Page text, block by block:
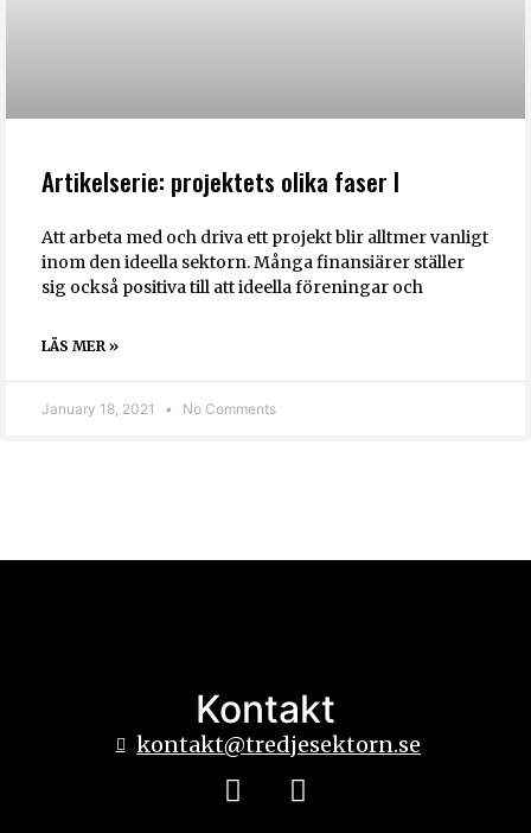
Artikelserie: projektets olika faser I
Att arbeta med och driva ett projekt blir alltmer vanligt
inom den ideella sektorn. Många finansiärer ställer
sig också positiva till att ideella föreningar och
LÄS MER »
January 18, 2021 No Comments
Kontakt
kontakt@tredjesektorn.se